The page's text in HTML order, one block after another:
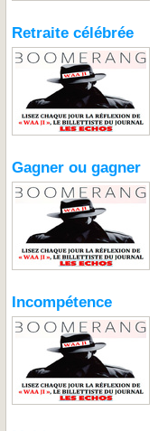
Retraite célébrée
Gagner ou gagner
Incompétence